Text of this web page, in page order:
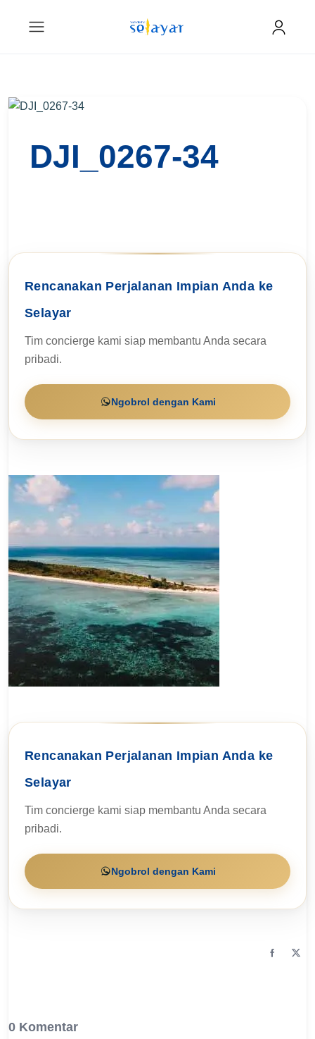
DJI_0267-34
Rencanakan Perjalanan Impian Anda ke
Selayar
Tim concierge kami siap membantu Anda secara
pribadi.
Ngobrol dengan Kami
Rencanakan Perjalanan Impian Anda ke
Selayar
Tim concierge kami siap membantu Anda secara
pribadi.
Ngobrol dengan Kami
0 Komentar